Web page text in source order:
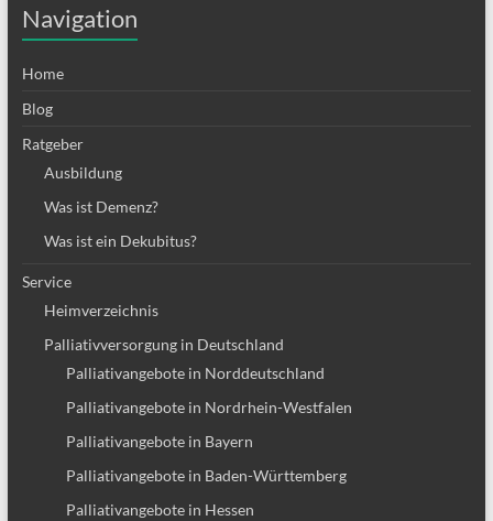
Navigation
Home
Blog
Ratgeber
Ausbildung
Was ist Demenz?
Was ist ein Dekubitus?
Service
Heimverzeichnis
Palliativversorgung in Deutschland
Palliativangebote in Norddeutschland
Palliativangebote in Nordrhein-Westfalen
Palliativangebote in Bayern
Palliativangebote in Baden-Württemberg
Palliativangebote in Hessen